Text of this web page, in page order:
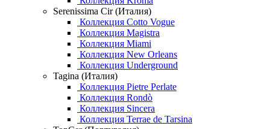
Serenissima Cir (Италия)
Коллекция Cotto Vogue
Коллекция Magistra
Коллекция Miami
Коллекция New Orleans
Коллекция Underground
Tagina (Италия)
Коллекция Pietre Perlate
Коллекция Rondò
Коллекция Sincera
Коллекция Terrae de Tarsina